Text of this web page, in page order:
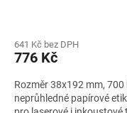
641 Kč bez DPH
776 Kč
Rozměr 38x192 mm,
neprůhledné papírové